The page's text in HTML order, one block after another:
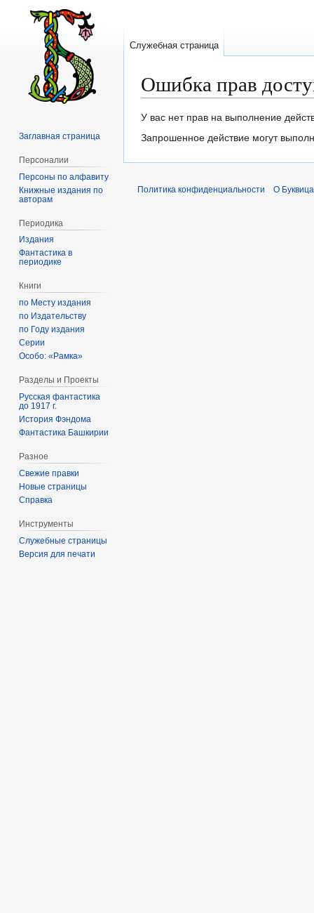
Ошибка прав
Перейти
к
Перейти
к
У вас нет прав на выполнение
Запрошенное действие могут
Служебная страница
Заглавная страница
Персоналии
Персоны по алфавиту
Книжные издания по
авторам
Периодика
Издания
Фантастика в
периодике
Книги
по Месту издания
по Издательству
по Году издания
Серии
Особо: «Рамка»
Разделы и Проекты
Русская фантастика
до 1917 г.
История Фэндома
Фантастика Башкирии
Разное
Свежие правки
Новые страницы
Справка
Инструменты
Служебные страницы
Версия для печати
Политика конфиденциальности О Буквица